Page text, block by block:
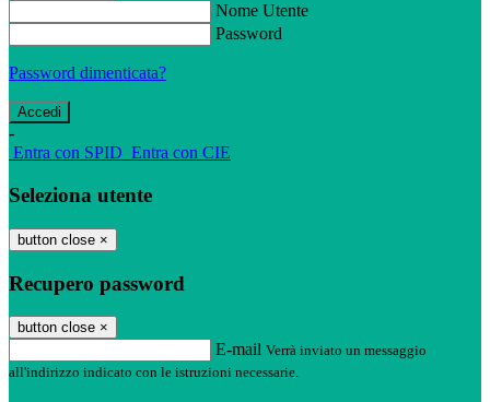
Nome Utente
Password
Password dimenticata?
-
Entra con SPID Entra con CIE
Seleziona utente
button close ×
Recupero password
button close ×
E-mail Verrà inviato un messaggio
all'indirizzo indicato con le istruzioni necessarie.